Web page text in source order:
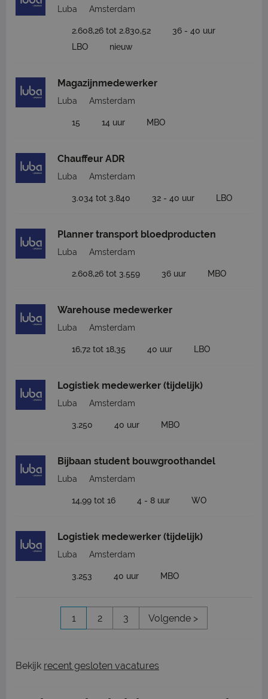
Luba Amsterdam
2.608,26 tot 2.830,52
36 - 40 uur
LBO
nieuw
Magazijnmedewerker
Luba Amsterdam
15 14 uur MBO
Chauffeur ADR
Luba Amsterdam
3.034 tot 3.840 32 - 40 uur LBO
Planner transport bloedproducten
Luba Amsterdam
2.608,26 tot 3.559 36 uur MBO
Warehouse medewerker
Luba Amsterdam
16,72 tot 18,35 40 uur LBO
Logistiek medewerker (tijdelijk)
Luba Amsterdam
3.250 40 uur MBO
Bijbaan student bouwgroothandel
Luba Amsterdam
14,99 tot 16 4 - 8 uur WO
Logistiek medewerker (tijdelijk)
Luba Amsterdam
3.253 40 uur MBO
1 2 3 Volgende >
Bekijk recent gesloten vacatures